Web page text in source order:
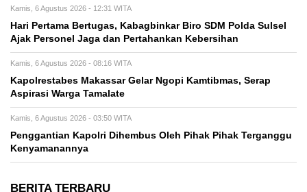
Kamis, 6 Agustus 2026 - 12:31 WITA
Hari Pertama Bertugas, Kabagbinkar Biro SDM Polda Sulsel
Ajak Personel Jaga dan Pertahankan Kebersihan
Kamis, 6 Agustus 2026 - 08:16 WITA
Kapolrestabes Makassar Gelar Ngopi Kamtibmas, Serap
Aspirasi Warga Tamalate
Kamis, 6 Agustus 2026 - 03:50 WITA
Penggantian Kapolri Dihembus Oleh Pihak Pihak Terganggu
Kenyamanannya
BERITA TERBARU